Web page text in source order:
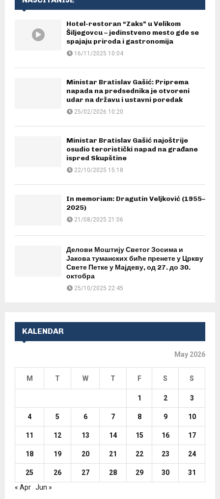
Hotel-restoran “Zaks” u Velikom
Šiljegovcu – jedinstveno mesto gde se
spajaju priroda i gastronomija
16/11/2025 10:04
Ministar Bratislav Gašić: Priprema
napada na predsednika je otvoreni
udar na državu i ustavni poredak
25/02/2026 10:20
Ministar Bratislav Gašić najoštrije
osudio teroristički napad na građane
ispred Skupštine
22/10/2025 15:18
In memoriam: Dragutin Veljković (1955–
2025)
21/08/2025 21:06
Делови Моштију Светог Зосима и
Јакова туманских биће пренете у Цркву
Свете Петке у Мајдеву, од 27. до 30.
октобра
25/10/2025 22:45
KALENDAR
May 2026
M T W T F S S
1 2 3
4 5 6 7 8 9 10
11 12 13 14 15 16 17
18 19 20 21 22 23 24
25 26 27 28 29 30
31
« Apr Jun »